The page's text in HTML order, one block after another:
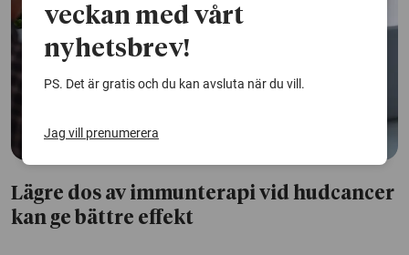
Lägre dos av immunterapi vid hudcancer
kan ge bättre effekt
veckan med vårt
nyhetsbrev!
PS. Det är gratis och du kan avsluta när du vill.
Jag vill prenumerera